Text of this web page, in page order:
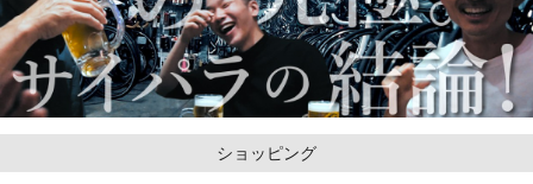
ショッピング